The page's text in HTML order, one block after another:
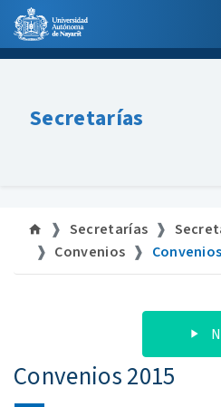
Secretarías
Secretarías
Convenios
Convenios 2015